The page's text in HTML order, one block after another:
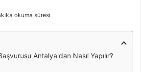
okuma süresi
Antalya'dan Nasıl Yapılır?